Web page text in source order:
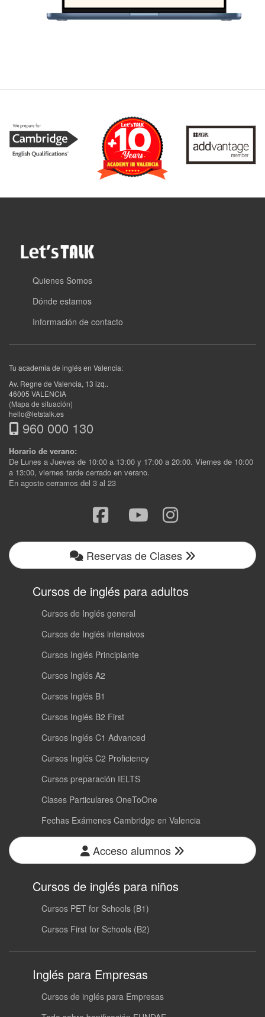
Quienes Somos
Dónde estamos
Información de contacto
Tu academia de inglés en Valencia:
Av. Regne de Valencia, 13 izq..
46005 VALENCIA
(Mapa de situación)
hello@letstalk.es
960 000 130
Horario de verano:
De Lunes a Jueves de 10:00 a 13:00 y 17:00 a 20:00. Viernes de 10:00
a 13:00, viernes tarde cerrado en verano.
En agosto cerramos del 3 al 23
Reservas de Clases
Cursos de inglés para adultos
Cursos de Inglés general
Cursos de Inglés intensivos
Cursos Inglés Principiante
Cursos Inglés A2
Cursos Inglés B1
Cursos Inglés B2 First
Cursos Inglés C1 Advanced
Cursos Inglés C2 Proficiency
Cursos preparación IELTS
Clases Particulares OneToOne
Fechas Exámenes Cambridge en Valencia
Acceso alumnos
Cursos de inglés para niños
Cursos PET for Schools (B1)
Cursos First for Schools (B2)
Inglés para Empresas
Cursos de inglés para Empresas